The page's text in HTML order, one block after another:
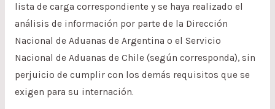
lista de carga correspondiente y se haya realizado el
análisis de información por parte de la Dirección
Nacional de Aduanas de Argentina o el Servicio
Nacional de Aduanas de Chile (según corresponda), sin
perjuicio de cumplir con los demás requisitos que se
exigen para su internación.